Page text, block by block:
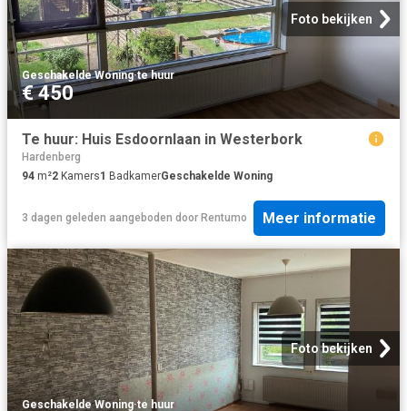
Foto bekijken
Geschakelde Woning·te huur
€ 450
Te huur: Huis Esdoornlaan in Westerbork
Hardenberg
94 m²2 Kamers1 BadkamerGeschakelde Woning
3 dagen geleden aangeboden door Rentumo Meer informatie
Foto bekijken
Geschakelde Woning·te huur